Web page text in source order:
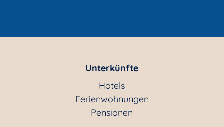
Unterkünfte
Hotels
Ferienwohnungen
Pensionen